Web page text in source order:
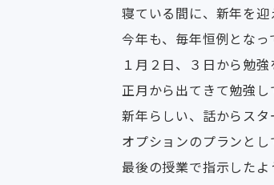
寝ている間に、新年を迎
今年も、毎年恒例となっ
１月２日、３日から勉
正月から出てきて勉強
新年らしい、話からスタ
オプションのプランと
最後の授業で指示した